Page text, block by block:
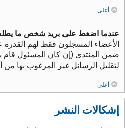
أعلى
عندما اضغط على بريد شخص ما
الأعضاء المسجلون فقط لهم القدرة
ضمن المنتدى (إن كان المسئول قام
لتقليل الرسائل غير المرغوب بها
أعلى
إشكالات النشر